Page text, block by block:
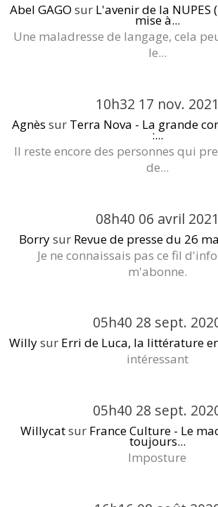
Abel GAGO sur L'avenir de la NUPES
mise à...
Une maladresse de langage, cela
le...
10h32 17 nov. 2021
Agnès sur Terra Nova - La grande
:...
Il reste encore des personnes qui
de...
08h40 06 avril 2021
Borrysur Revue de presse du 26
Je ne connaissais pas ce fil
m'abonne.
05h40 28 sept.
Willysur Erri de Luca, la littérature
intéressant
05h40 28 sept.
Willycatsur France Culture - Le
toujours...
Imposture